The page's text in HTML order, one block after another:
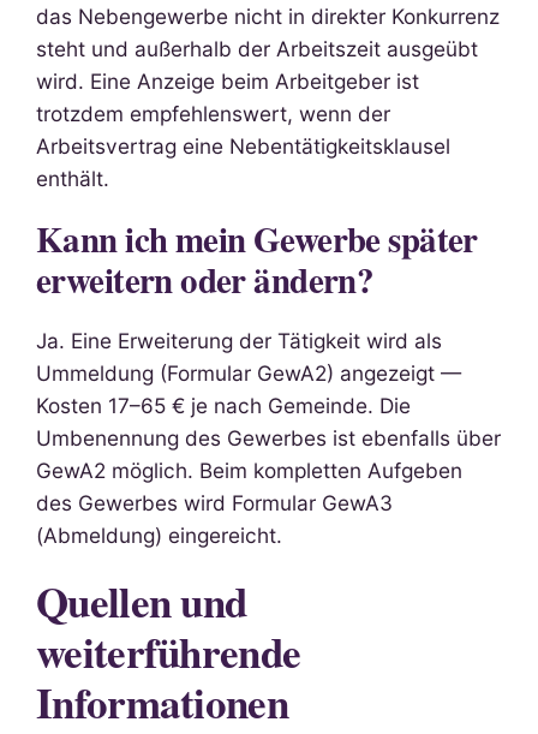
das Nebengewerbe nicht in direkter Konkurrenz
steht und außerhalb der Arbeitszeit ausgeübt
wird. Eine Anzeige beim Arbeitgeber ist
trotzdem empfehlenswert, wenn der
Arbeitsvertrag eine Nebentätigkeitsklausel
enthält.
Kann ich mein Gewerbe später
erweitern oder ändern?
Ja. Eine Erweiterung der Tätigkeit wird als
Ummeldung (Formular GewA2) angezeigt —
Kosten 17–65 € je nach Gemeinde. Die
Umbenennung des Gewerbes ist ebenfalls über
GewA2 möglich. Beim kompletten Aufgeben
des Gewerbes wird Formular GewA3
(Abmeldung) eingereicht.
Quellen und
weiterführende
Informationen